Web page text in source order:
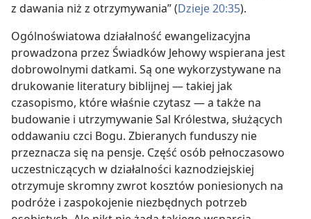
z dawania niż z otrzymywania” (Dzieje 20:35).
Ogólnoświatowa działalność ewangelizacyjna
prowadzona przez Świadków Jehowy wspierana jest
dobrowolnymi datkami. Są one wykorzystywane na
drukowanie literatury biblijnej — takiej jak
czasopismo, które właśnie czytasz — a także na
budowanie i utrzymywanie Sal Królestwa, służących
oddawaniu czci Bogu. Zbieranych funduszy nie
przeznacza się na pensje. Część osób pełnoczasowo
uczestniczących w działalności kaznodziejskiej
otrzymuje skromny zwrot kosztów poniesionych na
podróże i zaspokojenie niezbędnych potrzeb